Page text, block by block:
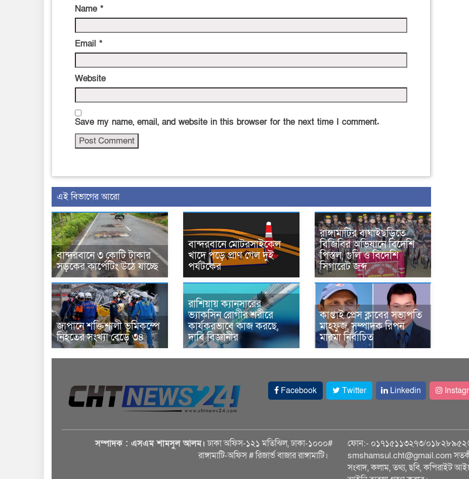
Name *
Email *
Website
Save my name, email, and website in this browser for the next time I comment.
এই বিভাগের আরো
বান্দরবানে ৩ কোটি টাকার
সড়কের কার্পেটিং উঠে যাচ্ছে
বান্দরবানে মোটরসাইকেল
খাদে পড়ে প্রাণ গেল দুই
পর্যটকের
রাঙ্গামাটির বাঘাইছড়িতে
বিজিবির অভিযানে বিদেশি
পিস্তল, গুলি ও বিদেশি
সিগারেট জব্দ
জাপানে শক্তিশালী ভূমিকম্পে
নিহতের সংখ্যা বেড়ে ৩৪
রাশিয়ায় ক্যানসারের
ভ্যাকসিন রোগীর শরীরে
কার্যকরভাবে কাজ করছে,
দাবি বিজ্ঞানীর
কাপ্তাই প্রেস ক্লাবের সভাপতি
মাহফুজ, সম্পাদক রিপন
মারমা নির্বাচিত
Facebook Twitter Linkedin
সম্পাদক : এসএম শামসুল আলম। ঢাকা অফিস-১২১ মতিঝিল, ঢাকা-১০০০#
রাঙ্গামাটি-অফিস # রিজার্ভ বাজার রাঙ্গামাটি।
ফোন:- ০১৭১৫১১৩২৭৩/
smshamsul.cht@gmail.com
সংবাদ, কলাম, তথ্য, ছবি, কপিরাইট